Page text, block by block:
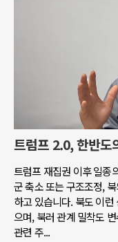
트럼프 2.0, 한반도
트럼프 재집권 이후 일종
군 축소 또는 구조조정,
하고 있습니다. 북도 이
으며, 북러 관계 밀착도
관련 주...